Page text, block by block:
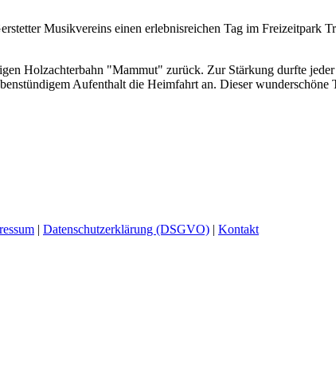
Musikvereins einen erlebnisreichen Tag im Freizeitpark
Holzachterbahn "Mammut" zurück. Zur Stärkung durfte
Aufenthalt die Heimfahrt an. Dieser
| Datenschutzerklärung (DSGVO) | Kontakt